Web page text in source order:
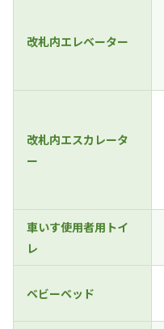
改札内エレベーター
改札内エスカレータ
ー
車いす使用者用トイ
レ
ベビーベッド